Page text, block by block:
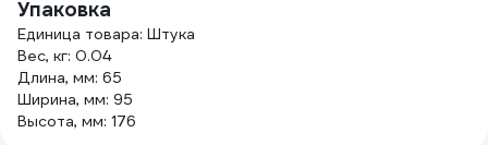
Упаковка
Единица товара: Штука
Вес, кг: 0.04
Длина, мм: 65
Ширина, мм: 95
Высота, мм: 176